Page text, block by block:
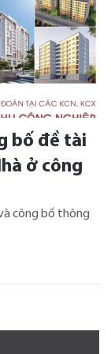
bố đề tài
ở công
công bố thông